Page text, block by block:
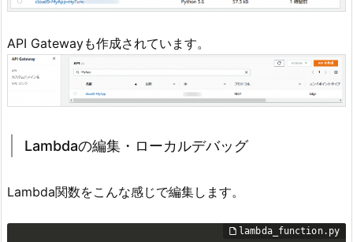
API Gatewayも作成されています。
Lambdaの編集・ローカルデバッグ
Lambda関数をこんな感じで編集します。